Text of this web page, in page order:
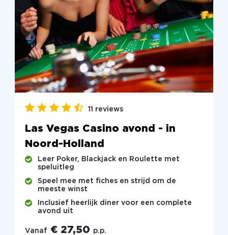
11 reviews
Las Vegas Casino avond - in
Noord-Holland
Leer Poker, Blackjack en Roulette met
speluitleg
Speel mee met fiches en strijd om de
meeste winst
Inclusief heerlijk diner voor een complete
avond uit
Vanaf € 27,50 p.p.